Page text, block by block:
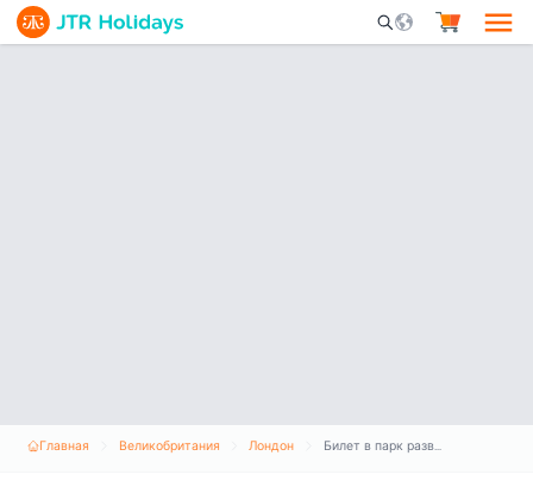
Mobile Search
Главная Великобритания Лондон Билет в парк развлечений Chessington World of Adventures